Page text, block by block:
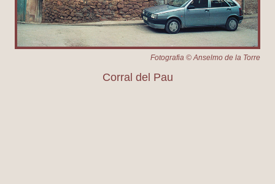
Fotografia © Anselmo de la Torre
Corral del Pau